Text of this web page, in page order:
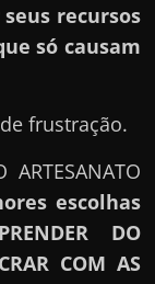
recursos
só causam
frustração.
escolhas
DO
COM AS